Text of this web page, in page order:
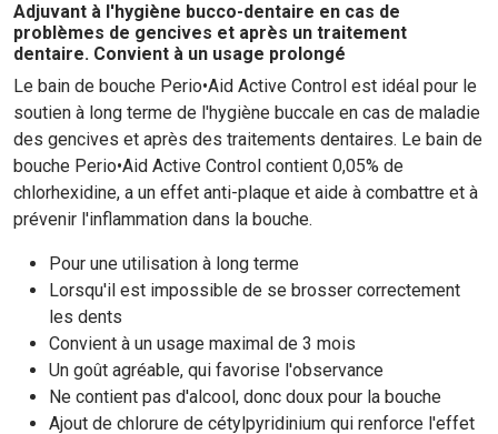
Adjuvant à l'hygiène bucco-dentaire en cas de
problèmes de gencives et après un traitement
dentaire. Convient à un usage prolongé
Le bain de bouche Perio•Aid Active Control est idéal pour le
soutien à long terme de l'hygiène buccale en cas de maladie
des gencives et après des traitements dentaires. Le bain de
bouche Perio•Aid Active Control contient 0,05% de
chlorhexidine, a un effet anti-plaque et aide à combattre et à
prévenir l'inflammation dans la bouche.
Pour une utilisation à long terme
Lorsqu'il est impossible de se brosser correctement
les dents
Convient à un usage maximal de 3 mois
Un goût agréable, qui favorise l'observance
Ne contient pas d'alcool, donc doux pour la bouche
Ajout de chlorure de cétylpyridinium qui renforce l'effet